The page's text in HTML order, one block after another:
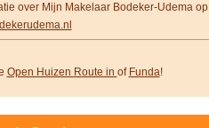
over Mijn Makelaar Bodeker-Udema op
Open Huizen Route in of Funda!